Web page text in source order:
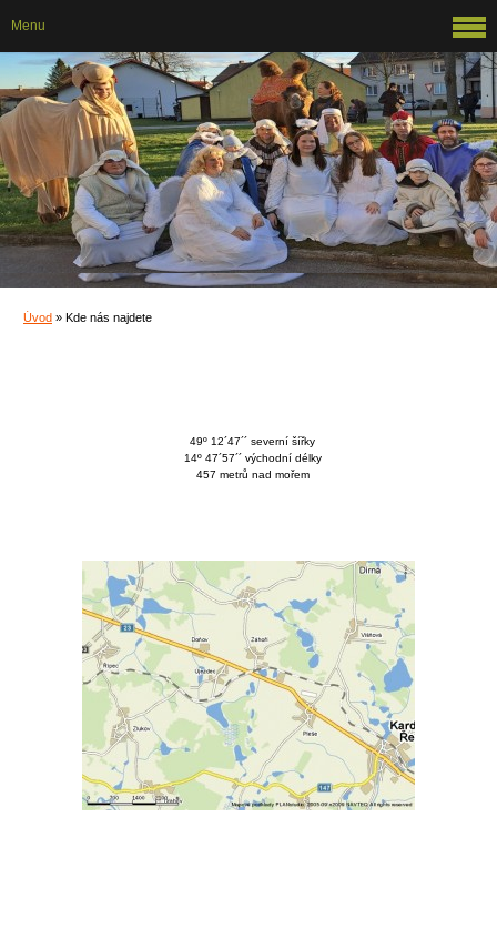
Úvod » Kde nás najdete
49º 12´47´´ severní šířky
14º 47´57´´ východní délky
457 metrů nad mořem
Menu